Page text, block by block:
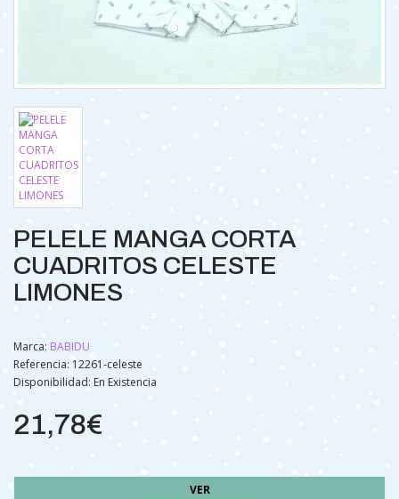
PELELE MANGA CORTA
CUADRITOS CELESTE
LIMONES
Marca: BABIDU
Referencia: 12261-celeste
Disponibilidad: En Existencia
21,78€
VER